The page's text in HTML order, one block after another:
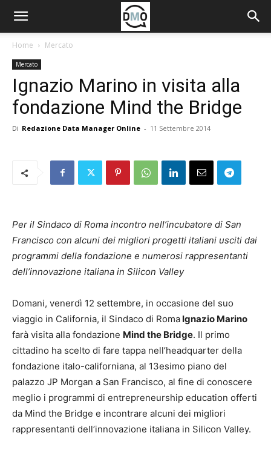
Home Mercato
Mercato
Ignazio Marino in visita alla
fondazione Mind the Bridge
Di Redazione Data Manager Online - 11 Settembre 2014
Per il Sindaco di Roma incontro nell’incubatore di San
Francisco con alcuni dei migliori progetti italiani usciti dai
programmi della fondazione e numerosi rappresentanti
dell’innovazione italiana in Silicon Valley
Domani, venerdì 12 settembre, in occasione del suo
viaggio in California, il Sindaco di Roma Ignazio Marino
farà visita alla fondazione Mind the Bridge. Il primo
cittadino ha scelto di fare tappa nell’headquarter della
fondazione italo-californiana, al 13esimo piano del
palazzo JP Morgan a San Francisco, al fine di conoscere
meglio i programmi di entrepreneurship education offerti
da Mind the Bridge e incontrare alcuni dei migliori
rappresentanti dell’innovazione italiana in Silicon Valley.